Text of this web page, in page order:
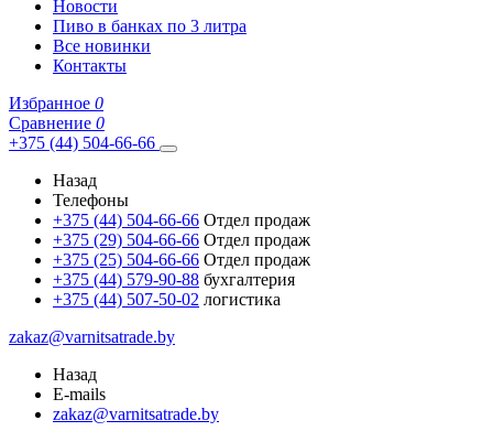
Новости
Пиво в банках по 3 литра
Все новинки
Контакты
Избранное 0
Сравнение 0
+375 (44) 504-66-66
Назад
Телефоны
+375 (44) 504-66-66 Отдел продаж
+375 (29) 504-66-66 Отдел продаж
+375 (25) 504-66-66 Отдел продаж
+375 (44) 579-90-88 бухгалтерия
+375 (44) 507-50-02 логистика
zakaz@varnitsatrade.by
Назад
E-mails
zakaz@varnitsatrade.by